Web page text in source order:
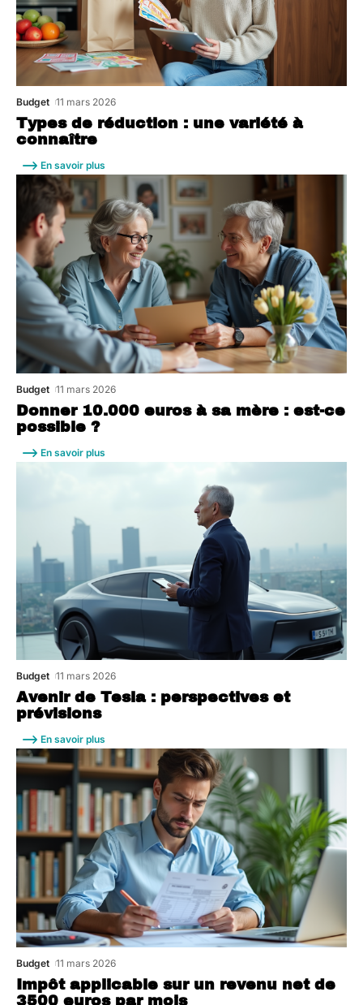
Types de réduction : une variété à
connaître
Budget 11 mars 2026
En savoir plus
Donner 10.000 euros à sa mère : est-ce
possible ?
Budget 11 mars 2026
En savoir plus
Avenir de Tesla : perspectives et
prévisions
Budget 11 mars 2026
En savoir plus
Impôt applicable sur un revenu net de
3500 euros par mois
Budget 11 mars 2026